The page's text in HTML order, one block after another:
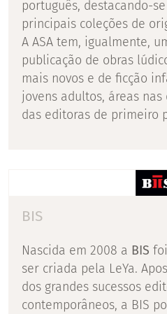
português, destacando-
principais coleções de
A ASA tem, igualmente,
publicação de obras
mais novos e de ficção
jovens adultos, áreas
das editoras de primeiro
BIS
Nascida em 2008 a BIS
ser criada pela LeYa.
dos grandes sucessos
contemporâneos, a BIS